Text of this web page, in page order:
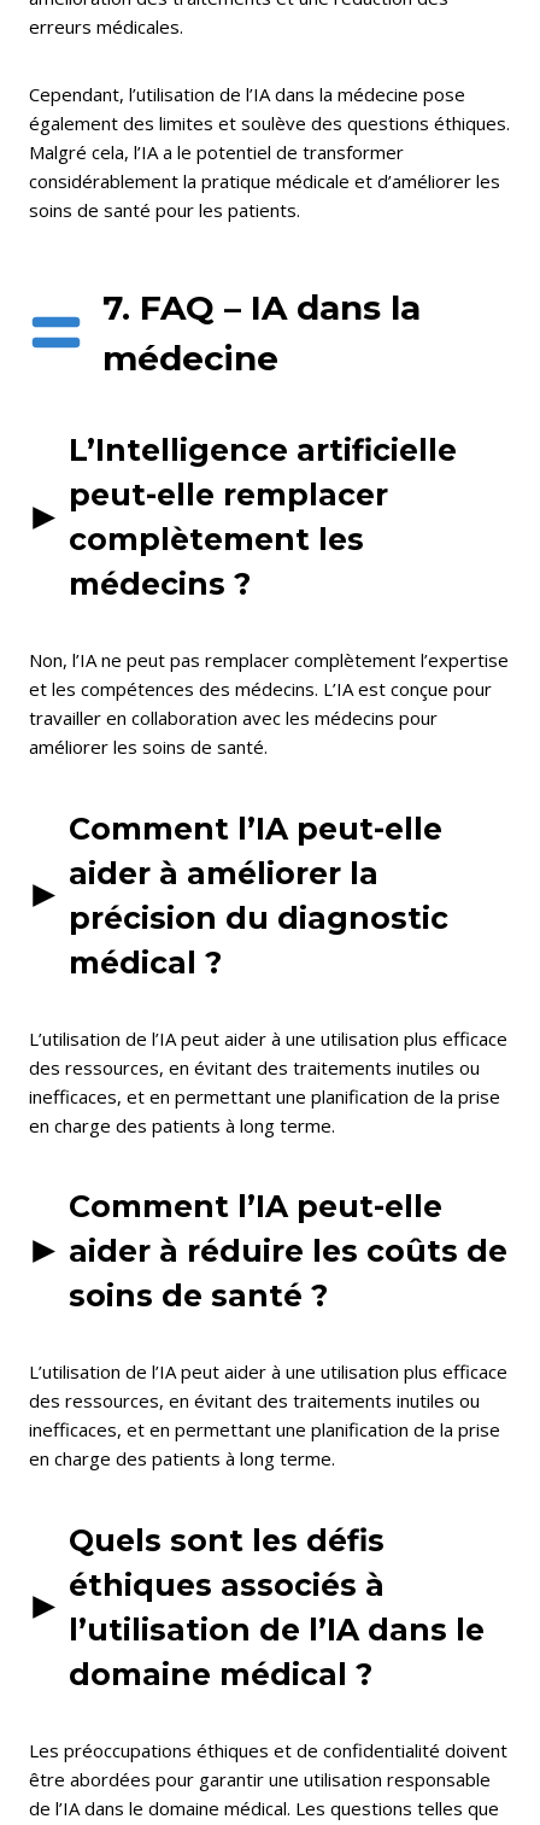
erreurs médicales.
Cependant, l’utilisation de l’IA dans la médecine pose
également des limites et soulève des questions éthiques.
Malgré cela, l’IA a le potentiel de transformer
considérablement la pratique médicale et d’améliorer les
soins de santé pour les patients.
7. FAQ – IA dans la
médecine
L’Intelligence artificielle
peut-elle remplacer
complètement les
médecins ?
Non, l’IA ne peut pas remplacer complètement l’expertise
et les compétences des médecins. L’IA est conçue pour
travailler en collaboration avec les médecins pour
améliorer les soins de santé.
Comment l’IA peut-elle
aider à améliorer la
précision du diagnostic
médical ?
L’utilisation de l’IA peut aider à une utilisation plus efficace
des ressources, en évitant des traitements inutiles ou
inefficaces, et en permettant une planification de la prise
en charge des patients à long terme.
Comment l’IA peut-elle
aider à réduire les coûts de
soins de santé ?
L’utilisation de l’IA peut aider à une utilisation plus efficace
des ressources, en évitant des traitements inutiles ou
inefficaces, et en permettant une planification de la prise
en charge des patients à long terme.
Quels sont les défis
éthiques associés à
l’utilisation de l’IA dans le
domaine médical ?
Les préoccupations éthiques et de confidentialité doivent
être abordées pour garantir une utilisation responsable
de l’IA dans le domaine médical. Les questions telles que